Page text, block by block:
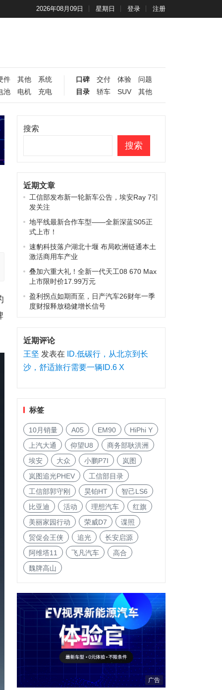
2026年08月09日 星期日 登录 注册
件 其他
系统
池
电机 充电
口碑 交付 体验
问题
目录
轿车 SUV 其他
搜索
搜索
近期文章
工信部发布新一轮新车公告，埃安Ray 7引
发关注
地平线最新合作车型——全新深蓝S05正
式上市！
速豹科技落户湖北十堰 布局欧洲链通本土
激活商用车产业
叠加六重大礼！全新一代天工08 670 Max
上市限时价17.99万元
盈利拐点如期而至，日产汽车26财年一季
度财报释放稳健增长信号
近期评论
王坚 发表在
ID.低碳行，从北京到长
沙，舒适旅行需要一辆ID.6 X
标签
10月销量 A05 EM90
HiPhi Y
上汽大通
仰望U8
商务部耿洪洲
埃安
大众 小鹏P7I
岚图
岚图追光PHEV
工信部目录
工信部郭守刚
昊铂HT
智己LS6
比亚迪
活动 理想汽车
红旗
美丽家园行动
荣威D7
谍照
贸促会王侠
追光
长安启源
阿维塔11
飞凡汽车
高合
魏牌高山
广告